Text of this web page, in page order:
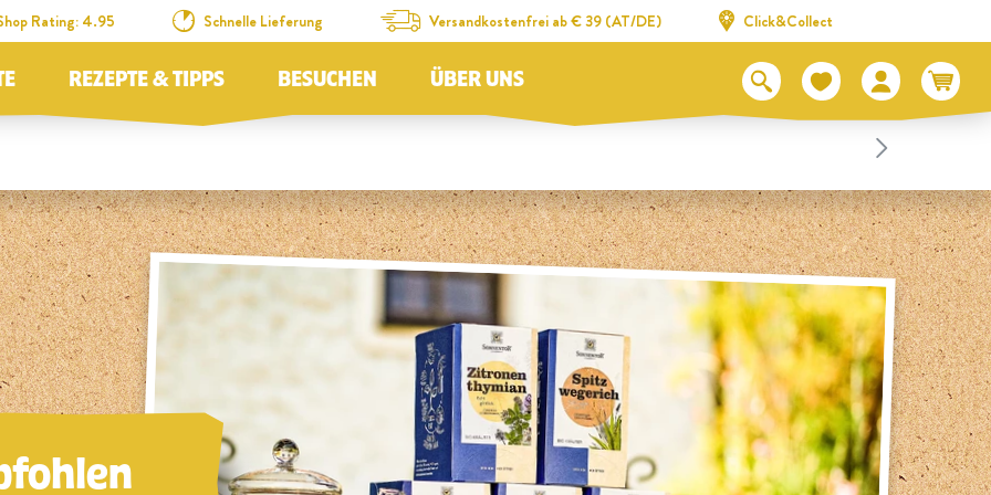
Rating: 4.95 Schnelle Lieferung Versandkostenfrei ab € 39 (AT/DE) Click&Collect
REZEPTE & TIPPS BESUCHEN ÜBER UNS